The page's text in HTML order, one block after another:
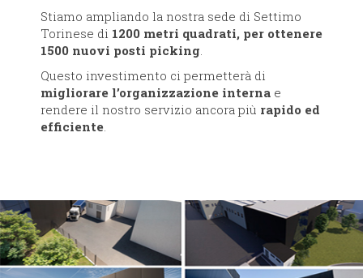
Stiamo ampliando la nostra sede di Settimo
Torinese di 1200 metri quadrati, per ottenere
1500 nuovi posti picking.
Questo investimento ci permetterà di
migliorare l’organizzazione interna e
rendere il nostro servizio ancora più rapido ed
efficiente.